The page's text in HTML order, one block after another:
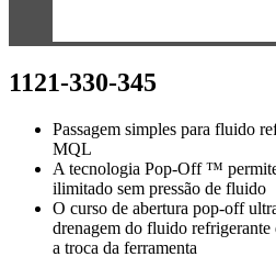
1121-330-345
Passagem simples para fluido
MQL
A tecnologia Pop-Off ™
ilimitado sem pressão de fluido
O curso de abertura pop-off
drenagem do fluido refrigerante
a troca da ferramenta